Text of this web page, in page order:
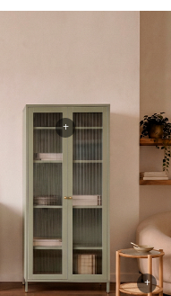
+
+